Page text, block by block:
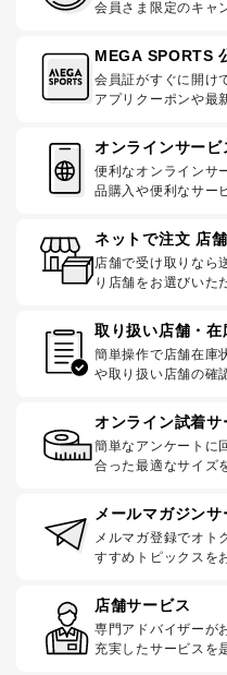
会員さま限定のキャ
MEGA SPORTS
会員証がすぐに開け
アプリクーポンや最
オンラインサービ
便利なオンラインサ
品購入や便利なサー
ネットで注文 店
店舗で受け取りなら
り店舗をお選びいた
取り扱い店舗・在
簡単操作で店舗在庫
や取り扱い店舗の確
オンライン試着
簡単なアンケートに
合った最適なサイズ
メールマガジンサ
メルマガ登録でオト
すすめトピックスを
店舗サービス
専門アドバイザーが
充実したサービスを